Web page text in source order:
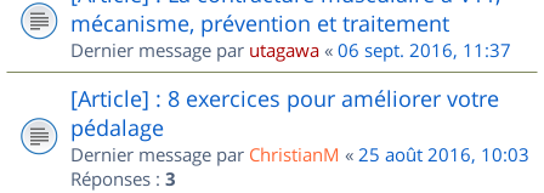
mécanisme, prévention et traitement
Dernier message par utagawa « 06 sept. 2016, 11:37
[Article] : 8 exercices pour améliorer votre
pédalage
Dernier message par ChristianM « 25 août 2016, 10:03
Réponses : 3